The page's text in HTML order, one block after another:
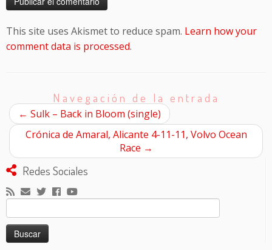
This site uses Akismet to reduce spam. Learn how your
comment data is processed.
Navegación de la entrada
← Sulk – Back in Bloom (single)
Crónica de Amaral, Alicante 4-11-11, Volvo Ocean
Race →
Redes Sociales
Buscar: